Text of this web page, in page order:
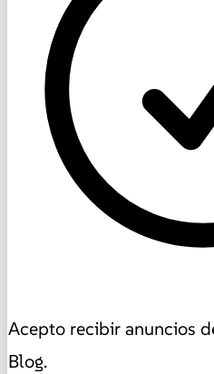
Acepto recibir anuncios
Blog.